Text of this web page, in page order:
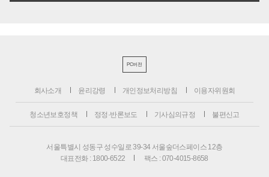
PC버전
회사소개 윤리강령 개인정보처리방침 이용자위원회
청소년보호정책 정정·반론보도 기사심의규정 불편신고
서울특별시 성동구 성수일로 39-34 서울숲더스페이스 12층
대표전화 : 1800-6522
팩스 : 070-4015-8658